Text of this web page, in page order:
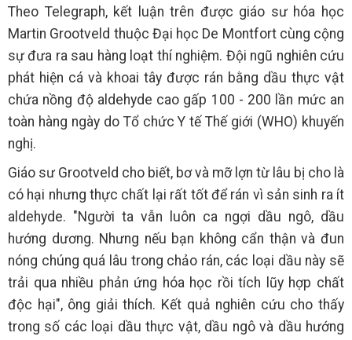
Theo Telegraph, kết luận trên được giáo sư hóa học
Martin Grootveld thuộc Đại học De Montfort cùng cộng
sự đưa ra sau hàng loạt thí nghiệm. Đội ngũ nghiên cứu
phát hiện cá và khoai tây được rán bằng dầu thực vật
chứa nồng độ aldehyde cao gấp 100 - 200 lần mức an
toàn hàng ngày do Tổ chức Y tế Thế giới (WHO) khuyến
nghị.
Giáo sư Grootveld cho biết, bơ và mỡ lợn từ lâu bị cho là
có hại nhưng thực chất lại rất tốt để rán vì sản sinh ra ít
aldehyde. "Người ta vẫn luôn ca ngợi dầu ngô, dầu
hướng dương. Nhưng nếu bạn không cẩn thận và đun
nóng chúng quá lâu trong chảo rán, các loại dầu này sẽ
trải qua nhiều phản ứng hóa học rồi tích lũy hợp chất
độc hại", ông giải thích. Kết quả nghiên cứu cho thấy
trong số các loại dầu thực vật, dầu ngô và dầu hướng